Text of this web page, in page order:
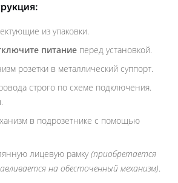
из упаковки.
питание перед установкой.
розетки в металлический суппорт.
строго по схеме подключения.
в подрозетнике с помощью
лицевую рамку(приобретается
на обесточенный механизм).